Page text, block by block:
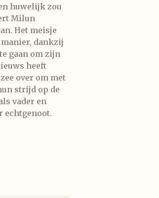
huwelijk zou
Milun
Het meisje
dankzij
gaan om zijn
heeft
over om met
strijd op de
vader en
echtgenoot.